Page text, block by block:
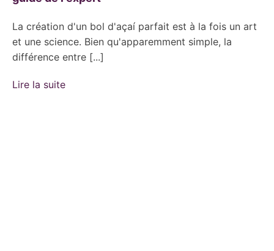
La création d'un bol d'açaí parfait est à la fois un art
et une science. Bien qu'apparemment simple, la
différence entre [...]
Lire la suite